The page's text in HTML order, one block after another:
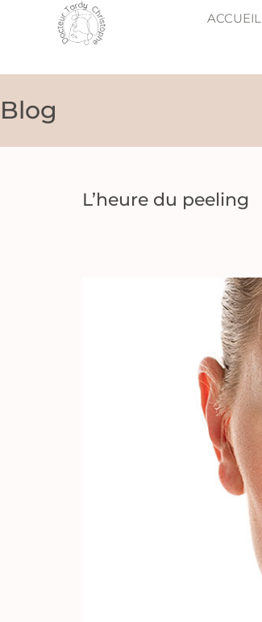
ACCUEIL
Blog
L’heure du peeling